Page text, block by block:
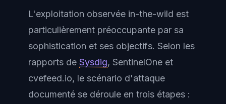
L'exploitation observée in-the-wild est
particulièrement préoccupante par sa
sophistication et ses objectifs. Selon les
rapports de Sysdig, SentinelOne et
cvefeed.io, le scénario d'attaque
documenté se déroule en trois étapes :